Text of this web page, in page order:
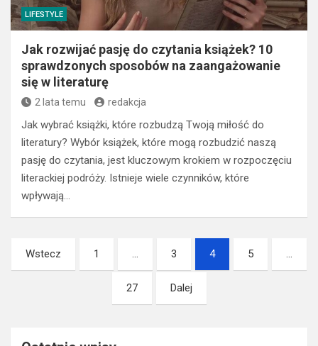
LIFESTYLE
Jak rozwijać pasję do czytania książek? 10
sprawdzonych sposobów na zaangażowanie
się w literaturę
2 lata temu redakcja
Jak wybrać książki, które rozbudzą Twoją miłość do
literatury? Wybór książek, które mogą rozbudzić naszą
pasję do czytania, jest kluczowym krokiem w rozpoczęciu
literackiej podróży. Istnieje wiele czynników, które
wpływają…
Nawigacja
po
Wstecz 1 … 3 4 5 …
27 Dalej